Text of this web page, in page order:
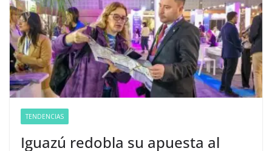
TENDENCIAS
Iguazú redobla su apuesta al